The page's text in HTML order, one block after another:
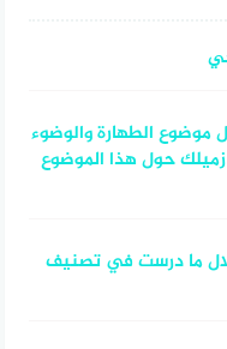
موضوع الطهارة والوضوء
حول هذا الموضوع
ما درست في تصنيف